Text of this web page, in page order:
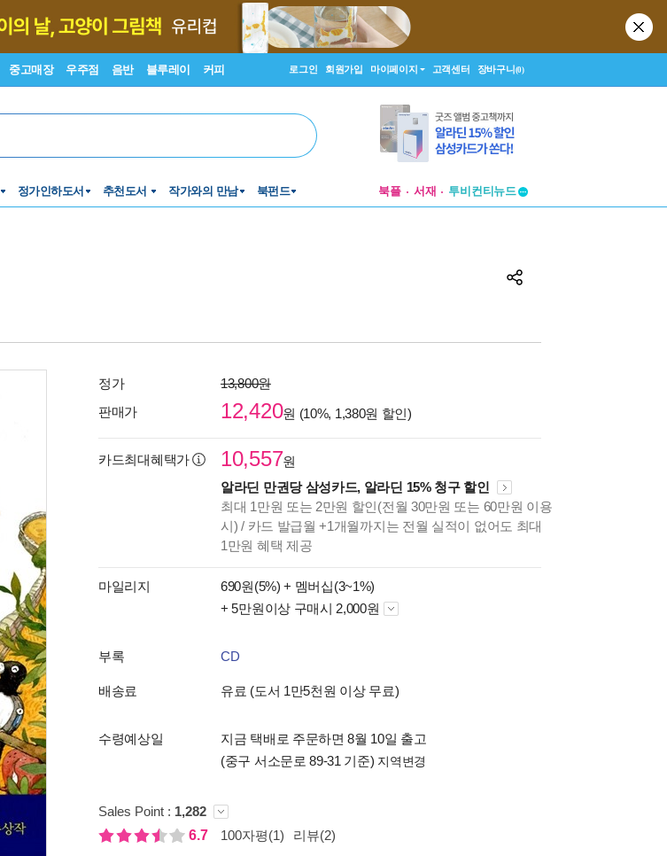
중고매장 우주점 음반 블루레이 커피 로그인 회원가입 마이페이지 고객센터 장바구니(0)
정가인하도서 추천도서 작가와의 만남 북펀드 북플 서재
창작플랫폼
정가
13,800원
판매가
12,420원 (10%, 1,380원 할인)
카드최대혜택가 10,557원
알라딘 만권당 삼성카드, 알라딘 15% 청구 할인
최대 1만원 또는 2만원 할인(전월 30만원 또는 60만원 이용
시) / 카드 발급월 +1개월까지는 전월 실적이 없어도 최대
1만원 혜택 제공
마일리지 690원(5%) + 멤버십(3~1%)
+ 5만원이상 구매시 2,000원
부록 CD
배송료 유료 (도서 1만5천원 이상 무료)
수령예상일
지금 택배로 주문하면 8월 10일 출고
(중구 서소문로 89-31 기준) 지역변경
Sales Point : 1,282
6.7
100자평(1) 리뷰(2)